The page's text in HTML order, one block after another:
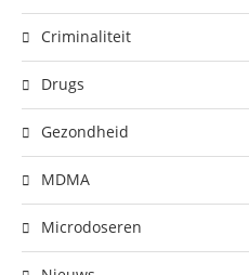
Criminaliteit
Drugs
Gezondheid
MDMA
Microdoseren